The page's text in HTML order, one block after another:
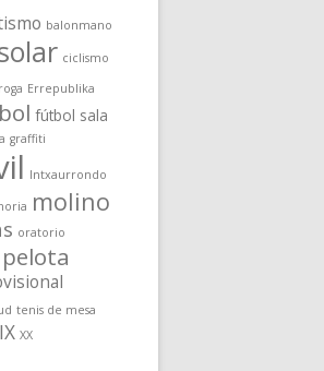
balonmano
ciclismo
Errepublika
fútbol sala
graffiti
Intxaurrondo
molino
oratorio
pelota
tenis de mesa
XX